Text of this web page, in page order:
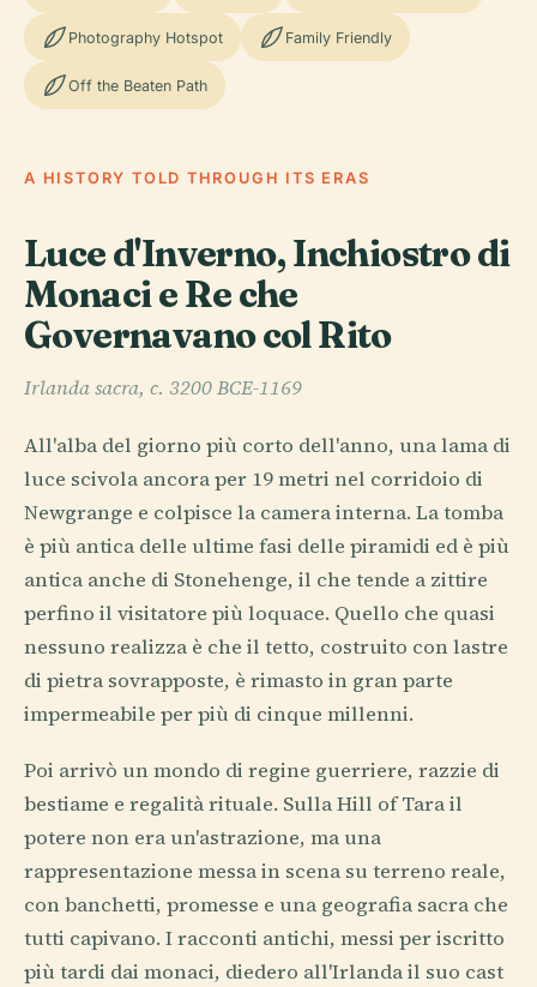
Photography Hotspot Family Friendly
Off the Beaten Path
A HISTORY TOLD THROUGH ITS ERAS
Luce d'Inverno, Inchiostro di
Monaci e Re che
Governavano col Rito
Irlanda sacra, c. 3200 BCE-1169
All'alba del giorno più corto dell'anno, una lama di
luce scivola ancora per 19 metri nel corridoio di
Newgrange e colpisce la camera interna. La tomba
è più antica delle ultime fasi delle piramidi ed è più
antica anche di Stonehenge, il che tende a zittire
perfino il visitatore più loquace. Quello che quasi
nessuno realizza è che il tetto, costruito con lastre
di pietra sovrapposte, è rimasto in gran parte
impermeabile per più di cinque millenni.
Poi arrivò un mondo di regine guerriere, razzie di
bestiame e regalità rituale. Sulla Hill of Tara il
potere non era un'astrazione, ma una
rappresentazione messa in scena su terreno reale,
con banchetti, promesse e una geografia sacra che
tutti capivano. I racconti antichi, messi per iscritto
più tardi dai monaci, diedero all'Irlanda il suo cast